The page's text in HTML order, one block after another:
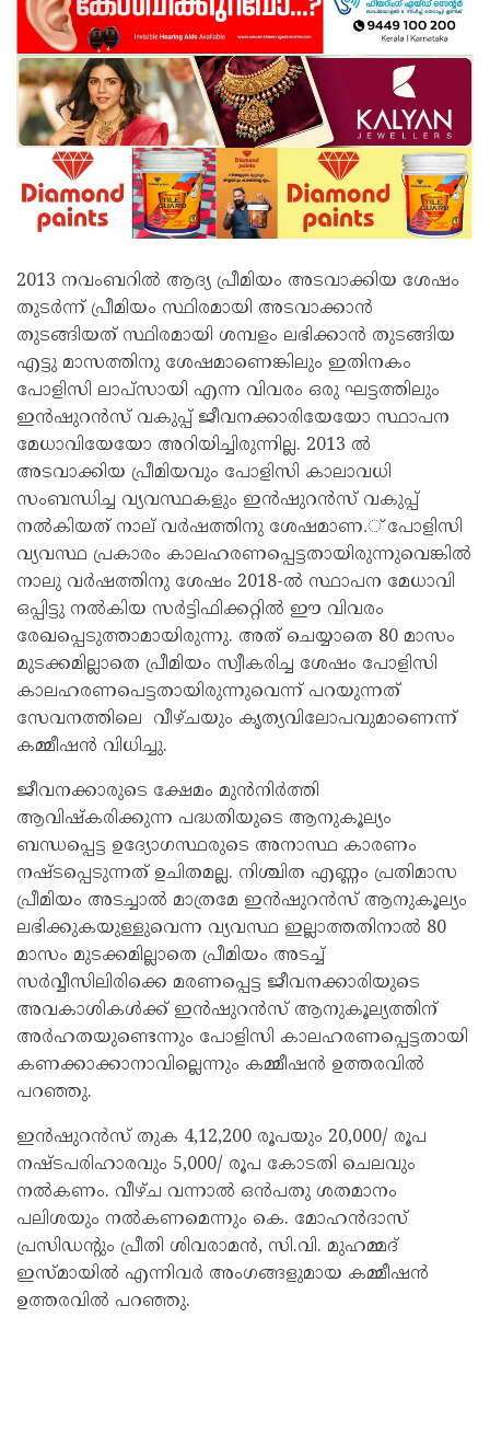
2013 നവംബറില്‍ ആദ്യ പ്രീമിയം അടവാക്കിയ ശേഷം
തുടര്‍ന്ന് പ്രീമിയം സ്ഥിരമായി അടവാക്കാന്‍
തുടങ്ങിയത് സ്ഥിരമായി ശമ്പളം ലഭിക്കാന്‍ തുടങ്ങിയ
എട്ടു മാസത്തിനു ശേഷമാണെങ്കിലും ഇതിനകം
പോളിസി ലാപ്‌സായി എന്ന വിവരം ഒരു ഘട്ടത്തിലും
ഇന്‍ഷുറന്‍സ് വകുപ്പ് ജീവനക്കാരിയേയോ സ്ഥാപന
മേധാവിയേയോ അറിയിച്ചിരുന്നില്ല. 2013 ല്‍
അടവാക്കിയ പ്രീമിയവും പോളിസി കാലാവധി
സംബന്ധിച്ച വ്യവസ്ഥകളും ഇന്‍ഷുറന്‍സ് വകുപ്പ്
നല്‍കിയത് നാല് വര്‍ഷത്തിനു ശേഷമാണ.് പോളിസി
വ്യവസ്ഥ പ്രകാരം കാലഹരണപ്പെട്ടതായിരുന്നുവെങ്കില്‍
നാലു വര്‍ഷത്തിനു ശേഷം 2018-ല്‍ സ്ഥാപന മേധാവി
ഒപ്പിട്ടു നല്‍കിയ സര്‍ട്ടിഫിക്കറ്റില്‍ ഈ വിവരം
രേഖപ്പെടുത്താമായിരുന്നു. അത് ചെയ്യാതെ 80 മാസം
മുടക്കമില്ലാതെ പ്രീമിയം സ്വീകരിച്ച ശേഷം പോളിസി
കാലഹരണപെട്ടതായിരുന്നുവെന്ന് പറയുന്നത്
സേവനത്തിലെ വീഴ്ചയും കൃത്യവിലോപവുമാണെന്ന്
കമ്മീഷന്‍ വിധിച്ചു.
ജീവനക്കാരുടെ ക്ഷേമം മുന്‍നിര്‍ത്തി
ആവിഷ്‌കരിക്കുന്ന പദ്ധതിയുടെ ആനുകൂല്യം
ബന്ധപ്പെട്ട ഉദ്യോഗസ്ഥരുടെ അനാസ്ഥ കാരണം
നഷ്ടപ്പെടുന്നത് ഉചിതമല്ല. നിശ്ചിത എണ്ണം പ്രതിമാസ
പ്രീമിയം അടച്ചാല്‍ മാത്രമേ ഇന്‍ഷുറന്‍സ് ആനുകൂല്യം
ലഭിക്കുകയുള്ളുവെന്ന വ്യവസ്ഥ ഇല്ലാത്തതിനാല്‍ 80
മാസം മുടക്കമില്ലാതെ പ്രീമിയം അടച്ച്
സര്‍വ്വീസിലിരിക്കെ മരണപ്പെട്ട ജീവനക്കാരിയുടെ
അവകാശികള്‍ക്ക് ഇന്‍ഷുറന്‍സ് ആനുകൂല്യത്തിന്
അര്‍ഹതയുണ്ടെന്നും പോളിസി കാലഹരണപ്പെട്ടതായി
കണക്കാക്കാനാവില്ലെന്നും കമ്മീഷന്‍ ഉത്തരവില്‍
പറഞ്ഞു.
ഇന്‍ഷുറന്‍സ് തുക 4,12,200 രൂപയും 20,000/ രൂപ
നഷ്ടപരിഹാരവും 5,000/ രൂപ കോടതി ചെലവും
നല്‍കണം. വീഴ്ച വന്നാല്‍ ഒന്‍പതു ശതമാനം
പലിശയും നല്‍കണമെന്നും കെ. മോഹന്‍ദാസ്
പ്രസിഡന്റും പ്രീതി ശിവരാമന്‍, സി.വി. മുഹമ്മദ്
ഇസ്മായില്‍ എന്നിവര്‍ അംഗങ്ങളുമായ കമ്മീഷന്‍
ഉത്തരവില്‍ പറഞ്ഞു.